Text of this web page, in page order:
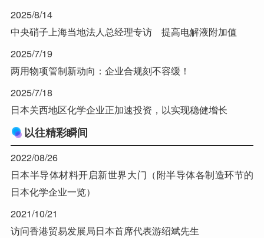
2025/8/14
中央硝子上海当地法人总经理专访 提高电解液附加值
2025/7/19
两用物项管制新动向：企业合规刻不容缓！
2025/7/18
日本关西地区化学企业正加速投资，以实现稳健增长
以往精彩瞬间
2022/08/26
日本半导体材料开启新世界大门（附半导体各制造环节的
日本化学企业一览）
2021/10/21
访问香港贸易发展局日本首席代表游绍斌先生